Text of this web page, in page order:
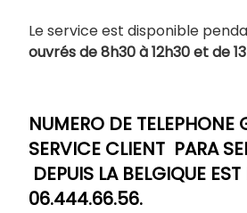
Le service est disponible
ouvrés de 8h30 à 12h30 et de
NUMERO DE TELEPHONE
SERVICE CLIENT PARA
DEPUIS LA BELGIQUE EST
06.444.66.56.